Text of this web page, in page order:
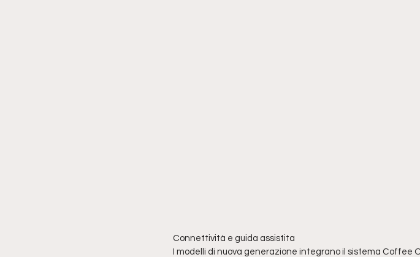
Connettività e guida assistita
I modelli di nuova generazione integrano il sistema Coffee